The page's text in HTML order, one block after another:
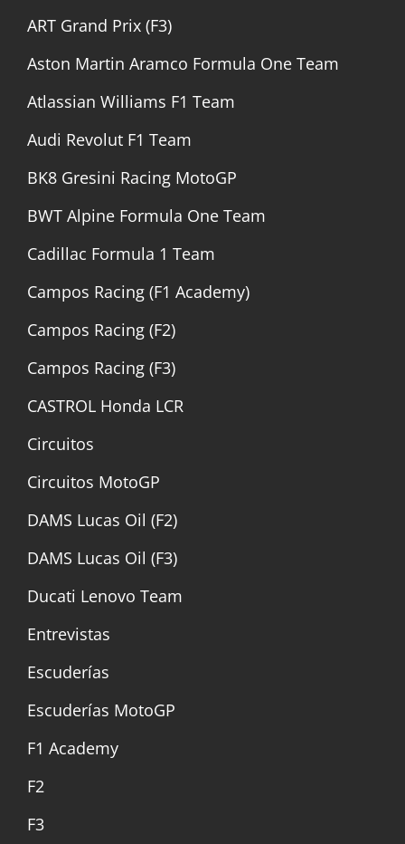
ART Grand Prix (F3)
Aston Martin Aramco Formula One Team
Atlassian Williams F1 Team
Audi Revolut F1 Team
BK8 Gresini Racing MotoGP
BWT Alpine Formula One Team
Cadillac Formula 1 Team
Campos Racing (F1 Academy)
Campos Racing (F2)
Campos Racing (F3)
CASTROL Honda LCR
Circuitos
Circuitos MotoGP
DAMS Lucas Oil (F2)
DAMS Lucas Oil (F3)
Ducati Lenovo Team
Entrevistas
Escuderías
Escuderías MotoGP
F1 Academy
F2
F3